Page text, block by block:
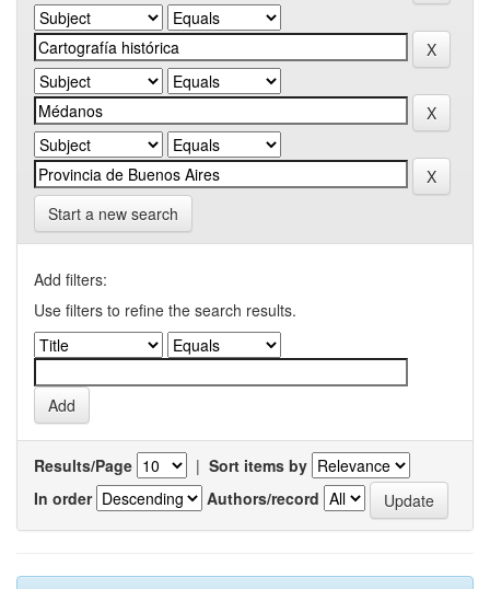
Start a new search
Add filters:
Use filters to refine the search results.
Results/Page | Sort items by
In order
Authors/record